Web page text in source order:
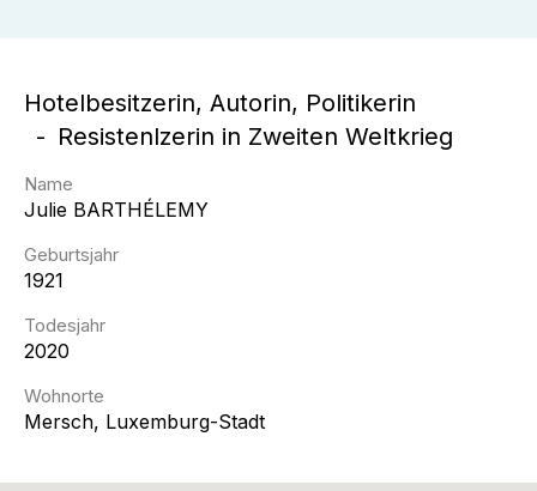
Hotelbesitzerin, Autorin, Politikerin
Resistenlzerin in Zweiten Weltkrieg
Name
Julie BARTHÉLEMY
Geburtsjahr
1921
Todesjahr
2020
Wohnorte
Mersch, Luxemburg-Stadt